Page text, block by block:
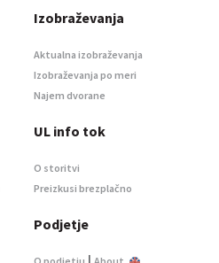
Izobraževanja
Aktualna izobraževanja
Izobraževanja po meri
Najem dvorane
UL info tok
O storitvi
Preizkusi brezplačno
Podjetje